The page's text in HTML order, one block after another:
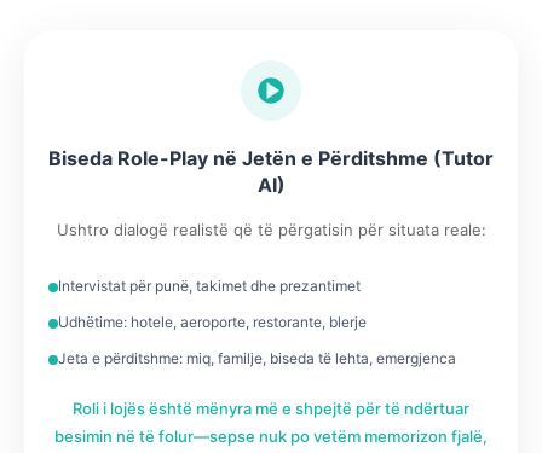
Biseda Role-Play në Jetën e Përditshme (Tutor
AI)
Ushtro dialogë realistë që të përgatisin për situata reale:
Intervistat për punë, takimet dhe prezantimet
Udhëtime: hotele, aeroporte, restorante, blerje
Jeta e përditshme: miq, familje, biseda të lehta, emergjenca
Roli i lojës është mënyra më e shpejtë për të ndërtuar
besimin në të folur—sepse nuk po vetëm memorizon fjalë,